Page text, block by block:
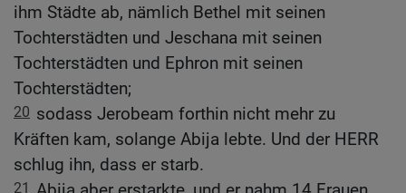
ihm Städte ab, nämlich Bethel mit seinen
Tochterstädten und Jeschana mit seinen
Tochterstädten und Ephron mit seinen
Tochterstädten;
20 sodass Jerobeam forthin nicht mehr zu
Kräften kam, solange Abija lebte. Und der HERR
schlug ihn, dass er starb.
21